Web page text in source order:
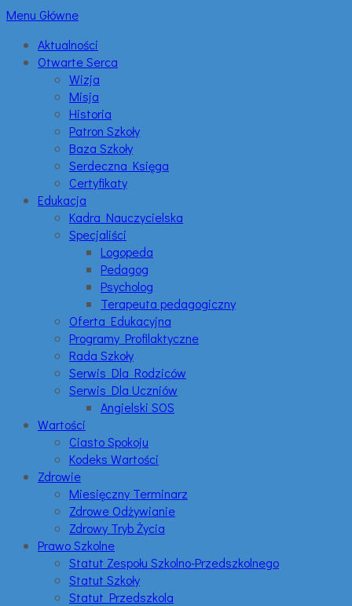
Menu Główne
Aktualności
Otwarte Serca
Wizja
Misja
Historia
Patron Szkoły
Baza Szkoły
Serdeczna Księga
Certyfikaty
Edukacja
Kadra Nauczycielska
Specjaliści
Logopeda
Pedagog
Psycholog
Terapeuta pedagogiczny
Oferta Edukacyjna
Programy Profilaktyczne
Rada Szkoły
Serwis Dla Rodziców
Serwis Dla Uczniów
Angielski SOS
Wartości
Ciasto Spokoju
Kodeks Wartości
Zdrowie
Miesięczny Terminarz
Zdrowe Odżywianie
Zdrowy Tryb Życia
Prawo Szkolne
Statut Zespołu Szkolno-Przedszkolnego
Statut Szkoły
Statut Przedszkola